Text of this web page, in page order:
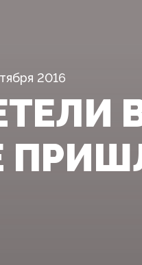
2016